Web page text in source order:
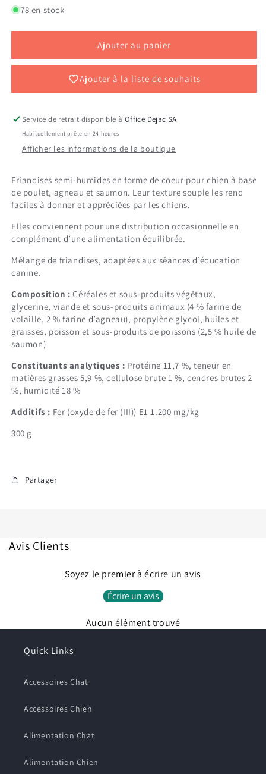
BUBI
G
LOVELIES
300
G
78 en stock
Ajouter au panier
Ajouter à la liste de souhaits
Service de retrait disponible à Office Dejac SA
Habituellement prête en 24 heures
Afficher les informations de la boutique
Friandises semi-humides en forme de coeur pour chien à base
de poulet, agneau et saumon. Leur texture souple les rend
faciles à donner et appréciées par les chiens.
Elles conviennent pour une distribution occasionnelle en
complément d’une alimentation équilibrée.
Mélange de friandises, adaptées aux séances d’éducation
canine.
Composition : Céréales et sous-produits végétaux,
glycerine, viande et sous-produits animaux (4 % farine de
volaille, 2 % farine d’agneau), propylène glycol, huiles et
graisses, poisson et sous-produits de poissons (2,5 % huile de
saumon)
Constituants analytiques : Protéine 11,7 %, teneur en
matières grasses 5,9 %, cellulose brute 1 %, cendres brutes 2
%, humidité 18 %
Additifs : Fer (oxyde de fer (III)) E1 1.200 mg/kg
300 g
Partager
Avis Clients
Soyez le premier à écrire un avis
Écrire un avis
Aucun élément trouvé
Quick Links
Accessoires Chat
Accessoires Chien
Alimentation Chat
Alimentation Chien
Connexion requise
Connectez-vous à votre compte pour ajouter des
produits à votre liste de souhaits et afficher vos
articles précédemment enregistrés.
Se connecter